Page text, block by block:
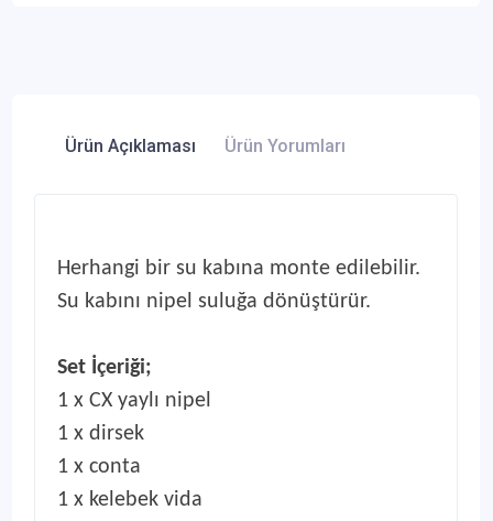
Ürün Açıklaması Ürün Yorumları
Herhangi bir su kabına monte edilebilir.
Su kabını nipel suluğa dönüştürür.
Set İçeriği;
1 x CX yaylı nipel
1 x dirsek
1 x conta
1 x kelebek vida